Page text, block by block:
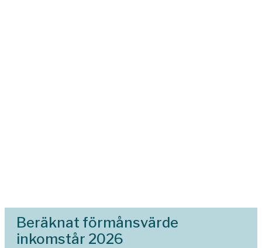
Beräknat förmånsvärde
inkomstår 2026